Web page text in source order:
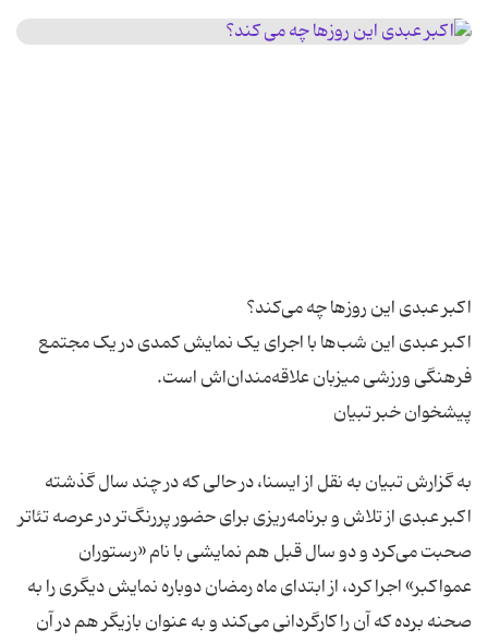
اکبر عبدی این شب‌ها با اجرای یک نمایش کمدی در یک مجتمع
به گزارش تبیان به نقل از ایسنا، در حالی که در چند سال گذشته
اکبر عبدی از تلاش و برنامه‌ریزی برای حضور پررنگ‌تر در عرصه تئاتر
صحبت می‌کرد و دو سال قبل هم نمایشی با نام «رستوران
عمواکبر» اجرا کرد، از ابتدای ماه رمضان دوباره نمایش دیگری را به
صحنه برده که آن را کارگردانی می‌کند و به عنوان بازیگر هم در آن